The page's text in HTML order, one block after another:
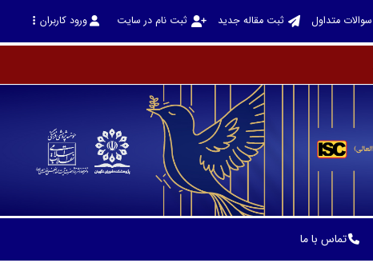
سوالات متداول ثبت مقاله جدید ثبت نام در سایت ورود کاربران
تماس با ما